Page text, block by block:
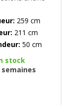
259 cm
211 cm
50 cm
stock
semaines